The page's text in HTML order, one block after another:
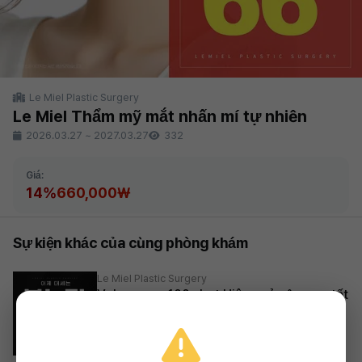
Le Miel Plastic Surgery
Le Miel Thẩm mỹ mắt nhấn mí tự nhiên
2026.03.27 ~ 2027.03.27 332
Giá:
14%660,000₩
Sự kiện khác của cùng phòng khám
Le Miel Plastic Surgery
Volnewmer 100 shot Hiệu quả nâng cơ tốt
2026.03.27 ~ 2027.03.27